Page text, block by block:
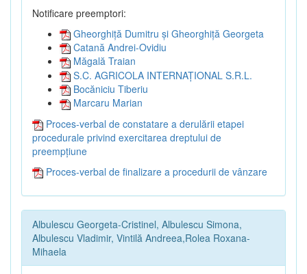
Notificare preemptori:
Gheorghiță Dumitru și Gheorghiță Georgeta
Catană Andrei-Ovidiu
Măgală Traian
S.C. AGRICOLA INTERNAȚIONAL S.R.L.
Bocăniciu Tiberiu
Marcaru Marian
Proces-verbal de constatare a derulării etapei
procedurale privind exercitarea dreptului de
preempțiune
Proces-verbal de finalizare a procedurii de vânzare
Albulescu Georgeta-Cristinel, Albulescu Simona,
Albulescu Vladimir, Vintilă Andreea,Rolea Roxana-
Mihaela